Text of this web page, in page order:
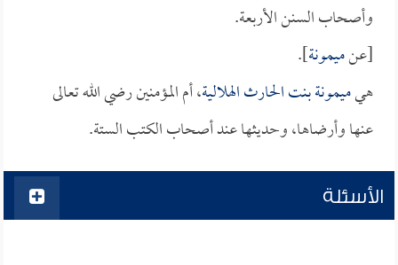
وأصحاب السنن الأربعة.
[عنميمونة].
هيميمونة بنت الحارث الهلالية، أم المؤمنين رضي الله تعالى
عنها وأرضاها، وحديثها عند أصحاب الكتب الستة.
الأسئلة